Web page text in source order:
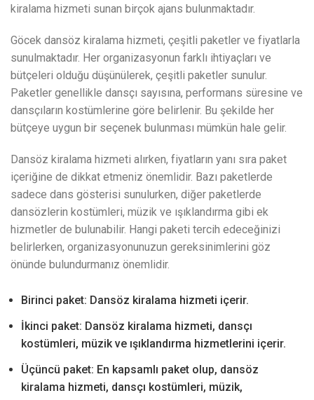
kiralama hizmeti sunan birçok ajans bulunmaktadır.
Göcek dansöz kiralama hizmeti, çeşitli paketler ve fiyatlarla
sunulmaktadır. Her organizasyonun farklı ihtiyaçları ve
bütçeleri olduğu düşünülerek, çeşitli paketler sunulur.
Paketler genellikle dansçı sayısına, performans süresine ve
dansçıların kostümlerine göre belirlenir. Bu şekilde her
bütçeye uygun bir seçenek bulunması mümkün hale gelir.
Dansöz kiralama hizmeti alırken, fiyatların yanı sıra paket
içeriğine de dikkat etmeniz önemlidir. Bazı paketlerde
sadece dans gösterisi sunulurken, diğer paketlerde
dansözlerin kostümleri, müzik ve ışıklandırma gibi ek
hizmetler de bulunabilir. Hangi paketi tercih edeceğinizi
belirlerken, organizasyonunuzun gereksinimlerini göz
önünde bulundurmanız önemlidir.
Birinci paket: Dansöz kiralama hizmeti içerir.
İkinci paket: Dansöz kiralama hizmeti, dansçı
kostümleri, müzik ve ışıklandırma hizmetlerini içerir.
Üçüncü paket: En kapsamlı paket olup, dansöz
kiralama hizmeti, dansçı kostümleri, müzik,